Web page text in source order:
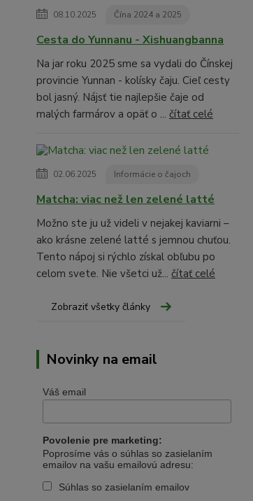
08.10.2025 Čína 2024 a 2025
Cesta do Yunnanu - Xishuangbanna
Na jar roku 2025 sme sa vydali do Čínskej
provincie Yunnan - kolísky čaju. Cieľ cesty
bol jasný. Nájsť tie najlepšie čaje od
malých farmárov a opäť o ... čítať celé
02.06.2025 Informácie o čajoch
Matcha: viac než len zelené latté
Možno ste ju už videli v nejakej kaviarni –
ako krásne zelené latté s jemnou chuťou.
Tento nápoj si rýchlo získal obľubu po
celom svete. Nie všetci už... čítať celé
Zobraziť všetky články
Novinky na email
Váš email
Povolenie pre marketing:
Poprosíme vás o súhlas so zasielaním
emailov na vašu emailovú adresu:
Súhlas so zasielaním emailov